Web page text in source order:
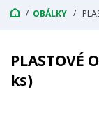
OBÁLKY
PLASTOVÉ
ks)